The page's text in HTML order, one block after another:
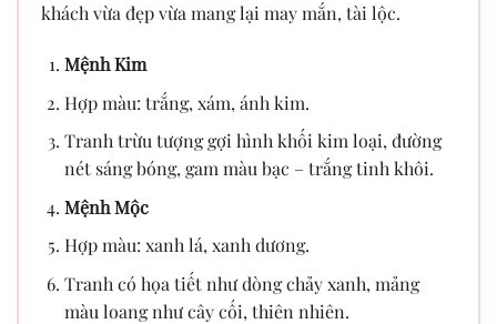
khách vừa đẹp vừa mang lại may mắn, tài lộc.
Mệnh Kim
Hợp màu: trắng, xám, ánh kim.
Tranh trừu tượng gợi hình khối kim loại, đường
nét sáng bóng, gam màu bạc – trắng tinh khôi.
Mệnh Mộc
Hợp màu: xanh lá, xanh dương.
Tranh có họa tiết như dòng chảy xanh, mảng
màu loang như cây cối, thiên nhiên.